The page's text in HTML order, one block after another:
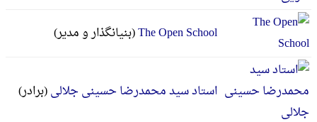
The Open School(بنیانگذار و مدیر)
استاد سید محمدرضا حسینی جلالی(برادر)